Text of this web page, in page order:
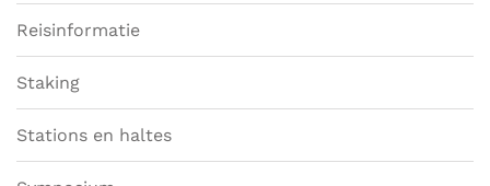
Reisinformatie
Staking
Stations en haltes